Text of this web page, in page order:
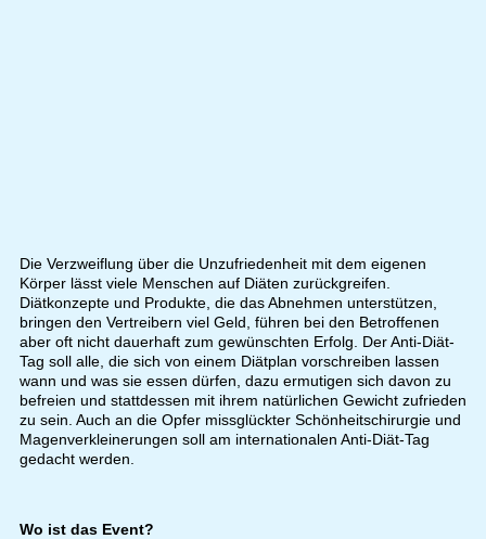
Die Verzweiflung über die Unzufriedenheit mit dem eigenen
Körper lässt viele Menschen auf Diäten zurückgreifen.
Diätkonzepte und Produkte, die das Abnehmen unterstützen,
bringen den Vertreibern viel Geld, führen bei den Betroffenen
aber oft nicht dauerhaft zum gewünschten Erfolg. Der Anti-Diät-
Tag soll alle, die sich von einem Diätplan vorschreiben lassen
wann und was sie essen dürfen, dazu ermutigen sich davon zu
befreien und stattdessen mit ihrem natürlichen Gewicht zufrieden
zu sein. Auch an die Opfer missglückter Schönheitschirurgie und
Magenverkleinerungen soll am internationalen Anti-Diät-Tag
gedacht werden.
Wo ist das Event?